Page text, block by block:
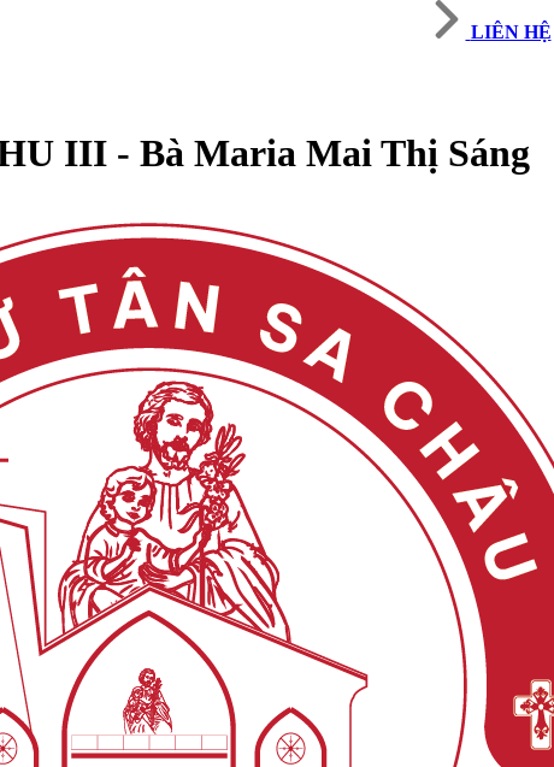
LIÊN HỆ
III - Bà Maria Mai Thị Sáng